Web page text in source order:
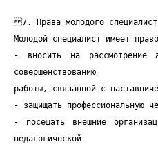
7. Права молодого
Молодой специалист имеет
- вносить на рассмотрение
совершенствованию
работы, связанной с
- защищать профессиональную
- посещать внешние
педагогической